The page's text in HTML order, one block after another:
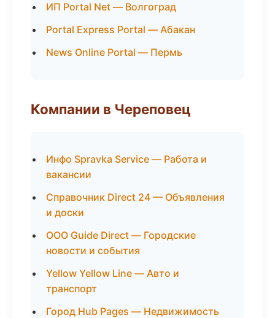
ИП Portal Net — Волгоград
Portal Express Portal — Абакан
News Online Portal — Пермь
Компании в Череповец
Инфо Spravka Service — Работа и
вакансии
Справочник Direct 24 — Объявления
и доски
ООО Guide Direct — Городские
новости и события
Yellow Yellow Line — Авто и
транспорт
Город Hub Pages — Недвижимость